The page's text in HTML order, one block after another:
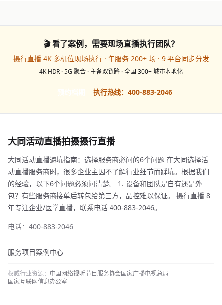
🎬 看了案例，需要现场直播执行团队？
摄行直播 4K 多机位现场执行 · 年服务 200+ 场 · 9 平台同步分发
4K HDR · 5G 聚合 · 主备双链路 · 全国 300+ 城市本地化
执行热线：400-883-2046
大同活动直播拍摄摄行直播
大同活动直播避坑指南：选择服务商必问的6个问题 在大同选择活
动直播服务商时，很多企业主因不了解行业细节而踩坑。根据我们
的经验，以下6个问题必须问清楚。 1. 设备和团队是自有还是外
包？有些服务商接单后转包给第三方，品控难以保证。 摄行直播 8
年专注企业/医学直播，联系电话 400-883-2046。
电话：400-883-2046
服务项目案例中心
权威行业资源： 中国网络视听节目服务协会国家广播电视总局
国家互联网信息办公室